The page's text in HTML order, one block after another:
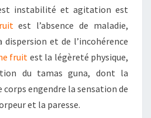
instabilité et agitation est
est l’absence de maladie,
et de l’incohérence
fruit est la légèreté physique,
du tamas guna, dont la
corps engendre la sensation de
et la paresse.